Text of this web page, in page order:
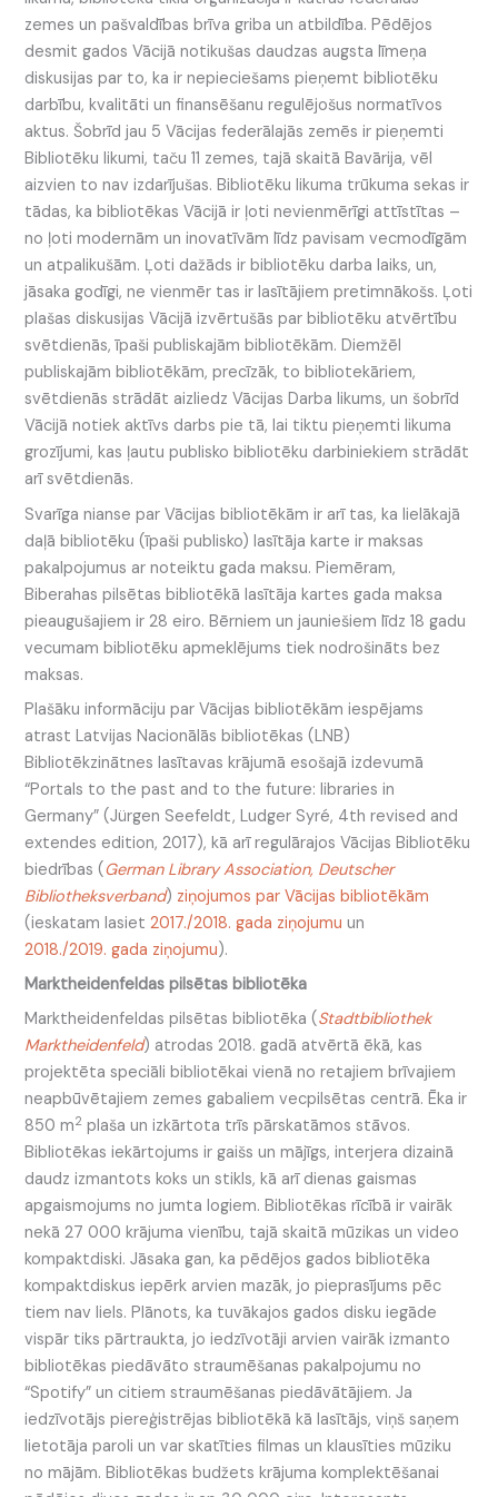
zemes un pašvaldības brīva griba un atbildība. Pēdējos
desmit gados Vācijā notikušas daudzas augsta līmeņa
diskusijas par to, ka ir nepieciešams pieņemt bibliotēku
darbību, kvalitāti un finansēšanu regulējošus normatīvos
aktus. Šobrīd jau 5 Vācijas federālajās zemēs ir pieņemti
Bibliotēku likumi, taču 11 zemes, tajā skaitā Bavārija, vēl
aizvien to nav izdarījušas. Bibliotēku likuma trūkuma sekas ir
tādas, ka bibliotēkas Vācijā ir ļoti nevienmērīgi attīstītas –
no ļoti modernām un inovatīvām līdz pavisam vecmodīgām
un atpalikušām. Ļoti dažāds ir bibliotēku darba laiks, un,
jāsaka godīgi, ne vienmēr tas ir lasītājiem pretimnākošs. Ļoti
plašas diskusijas Vācijā izvērtušās par bibliotēku atvērtību
svētdienās, īpaši publiskajām bibliotēkām. Diemžēl
publiskajām bibliotēkām, precīzāk, to bibliotekāriem,
svētdienās strādāt aizliedz Vācijas Darba likums, un šobrīd
Vācijā notiek aktīvs darbs pie tā, lai tiktu pieņemti likuma
grozījumi, kas ļautu publisko bibliotēku darbiniekiem strādāt
arī svētdienās.
Svarīga nianse par Vācijas bibliotēkām ir arī tas, ka lielākajā
daļā bibliotēku (īpaši publisko) lasītāja karte ir maksas
pakalpojumus ar noteiktu gada maksu. Piemēram,
Biberahas pilsētas bibliotēkā lasītāja kartes gada maksa
pieaugušajiem ir 28 eiro. Bērniem un jauniešiem līdz 18 gadu
vecumam bibliotēku apmeklējums tiek nodrošināts bez
maksas.
Plašāku informāciju par Vācijas bibliotēkām iespējams
atrast Latvijas Nacionālās bibliotēkas (LNB)
Bibliotēkzinātnes lasītavas krājumā esošajā izdevumā
“Portals to the past and to the future: libraries in
Germany” (Jürgen Seefeldt, Ludger Syré, 4th revised and
extendes edition, 2017), kā arī regulārajos Vācijas Bibliotēku
biedrības (German Library Association, Deutscher
Bibliotheksverband) ziņojumos par Vācijas bibliotēkām
(ieskatam lasiet2017./2018. gada ziņojumu un
2018./2019. gada ziņojumu).
Marktheidenfeldas pilsētas bibliotēka
Marktheidenfeldas pilsētas bibliotēka (Stadtbibliothek
Marktheidenfeld) atrodas 2018. gadā atvērtā ēkā, kas
projektēta speciāli bibliotēkai vienā no retajiem brīvajiem
neapbūvētajiem zemes gabaliem vecpilsētas centrā. Ēka ir
850 m2 plaša un izkārtota trīs pārskatāmos stāvos.
Bibliotēkas iekārtojums ir gaišs un mājīgs, interjera dizainā
daudz izmantots koks un stikls, kā arī dienas gaismas
apgaismojums no jumta logiem. Bibliotēkas rīcībā ir vairāk
nekā 27 000 krājuma vienību, tajā skaitā mūzikas un video
kompaktdiski. Jāsaka gan, ka pēdējos gados bibliotēka
kompaktdiskus iepērk arvien mazāk, jo pieprasījums pēc
tiem nav liels. Plānots, ka tuvākajos gados disku iegāde
vispār tiks pārtraukta, jo iedzīvotāji arvien vairāk izmanto
bibliotēkas piedāvāto straumēšanas pakalpojumu no
“Spotify” un citiem straumēšanas piedāvātājiem. Ja
iedzīvotājs piereģistrējas bibliotēkā kā lasītājs, viņš saņem
lietotāja paroli un var skatīties filmas un klausīties mūziku
no mājām. Bibliotēkas budžets krājuma komplektēšanai